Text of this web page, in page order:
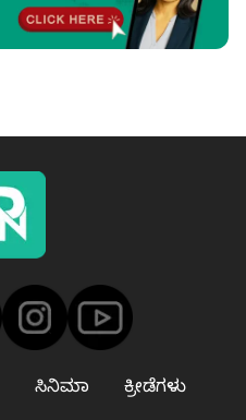
ಸಿನಿಮಾ
ಕ್ರೀಡೆಗಳು